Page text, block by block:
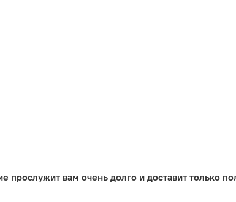
прослужит вам очень долго и доставит